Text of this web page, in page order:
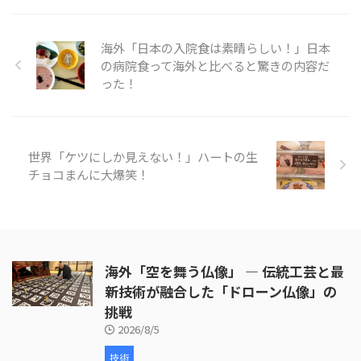
の旅は、小笠原の歴史についても
触れている。また、自然保護のた
め、靴についた砂や種を落とす必
小笠原」の様子を見てみましょ
う。 引 ...
海外「日本の入院食は素晴らしい！」日本
の病院食って海外と比べると驚きの内容だ
った！
世界「ケツにしか見えない！」ハートの生
チョコまんに大爆笑！
海外「空を舞う仏像」 ― 伝統工芸と最
新技術が融合した「ドローン仏像」の
挑戦
2026/8/5
技術